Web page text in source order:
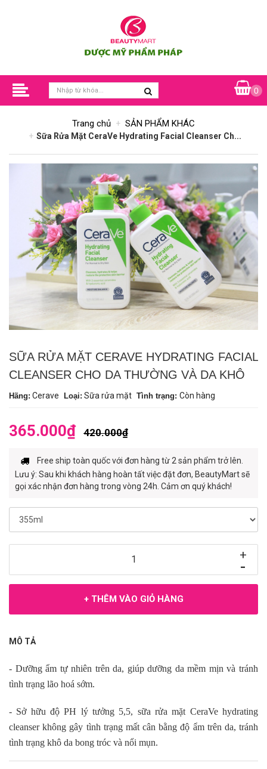
0
Trang chủ SẢN PHẨM KHÁC
Sữa Rửa Mặt CeraVe Hydrating Facial Cleanser Ch...
SỮA RỬA MẶT CERAVE HYDRATING FACIAL
CLEANSER CHO DA THƯỜNG VÀ DA KHÔ
Hãng: Cerave Loại: Sữa rửa mặt Tình trạng: Còn hàng
365.000₫ 420.000₫
Free ship toàn quốc với đơn hàng từ 2 sản phẩm trở lên.
Lưu ý: Sau khi khách hàng hoàn tất việc đặt đơn, BeautyMart sẽ
gọi xác nhận đơn hàng trong vòng 24h. Cảm ơn quý khách!
-
+
+ THÊM VÀO GIỎ HÀNG
MÔ TẢ
- Dưỡng ẩm tự nhiên trên da, giúp dưỡng da mềm mịn và tránh
tình trạng lão hoá sớm.
- Sở hữu độ PH lý tưởng 5,5, sữa rửa mặt CeraVe hydrating
cleanser không gây tình trạng mất cân bằng độ ẩm trên da, tránh
tình trạng khô da bong tróc và nổi mụn.